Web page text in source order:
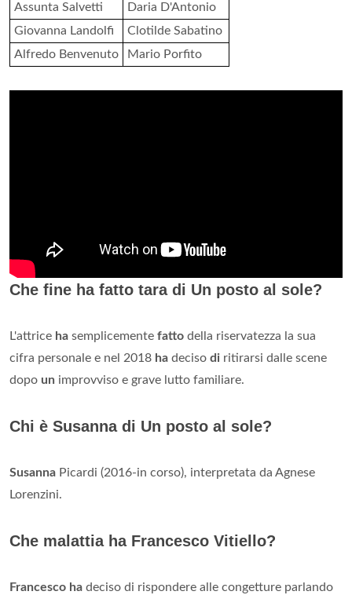
Assunta Salvetti
Daria D'Antonio
Giovanna Landolfi
Clotilde Sabatino
Alfredo Benvenuto
Mario Porfito
Che fine ha fatto tara di Un posto al sole?
L'attrice ha semplicemente fatto della riservatezza la sua
cifra personale e nel 2018 ha deciso di ritirarsi dalle scene
dopo un improvviso e grave lutto familiare.
Chi è Susanna di Un posto al sole?
Susanna Picardi (2016-in corso), interpretata da Agnese
Lorenzini.
Che malattia ha Francesco Vitiello?
Francesco ha deciso di rispondere alle congetture parlando